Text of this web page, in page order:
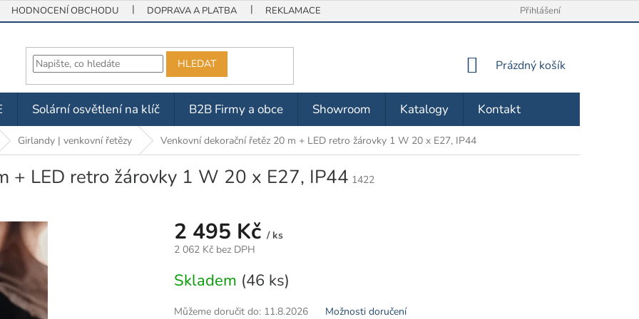
HODNOCENÍ OBCHODU DOPRAVA A PLATBA REKLAMACE / VRÁCENÍ ZBOŽÍ OBCHODNÍ PODMÍNKY
Přihlášení
HLEDAT
NÁKUPNÍ
Prázdný košík
Solární osvětlení na klíč B2B Firmy a obce Showroom Katalogy Kontakt
Girlandy | venkovní řetězy Venkovní dekorační řetěz 20 m + LED retro žárovky 1 W 20 x E27, IP44
+ LED retro žárovky 1 W 20 x E27, IP44 1422
2 495 Kč / ks
2 062 Kč bez DPH
cena:
Skladem (46 ks)
Můžeme doručit do: 11.8.2026 Možnosti doručení